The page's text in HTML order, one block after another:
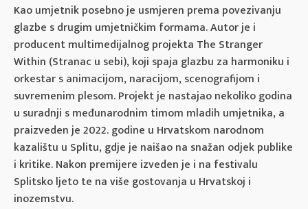
Kao umjetnik posebno je usmjeren prema povezivanju
glazbe s drugim umjetničkim formama. Autor je i
producent multimedijalnog projekta The Stranger
Within (Stranac u sebi), koji spaja glazbu za harmoniku i
orkestar s animacijom, naracijom, scenografijom i
suvremenim plesom. Projekt je nastajao nekoliko godina
u suradnji s međunarodnim timom mladih umjetnika, a
praizveden je 2022. godine u Hrvatskom narodnom
kazalištu u Splitu, gdje je naišao na snažan odjek publike
i kritike. Nakon premijere izveden je i na festivalu
Splitsko ljeto te na više gostovanja u Hrvatskoj i
inozemstvu.